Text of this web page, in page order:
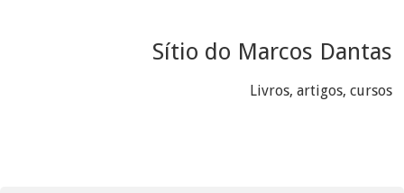
Sítio do Marcos Dantas
Livros, artigos, cursos